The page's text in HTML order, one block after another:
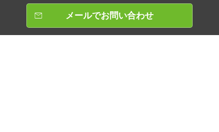
メールでお問い合わせ